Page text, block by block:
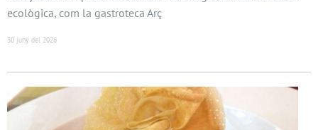
ecològica, com la gastroteca Arç
30 juny del 2026